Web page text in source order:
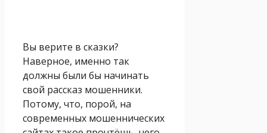
Вы верите в сказки?
Наверное, именно так
должны были бы начинать
свой рассказ мошенники.
Потому, что, порой, на
современных мошеннических